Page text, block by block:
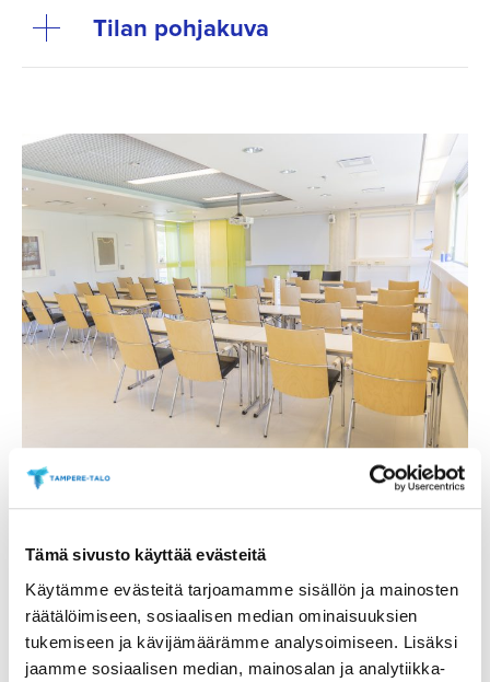
Tämä sivusto käyttää evästeitä
Käytämme evästeitä tarjoamamme sisällön ja mainosten
räätälöimiseen, sosiaalisen median ominaisuuksien
tukemiseen ja kävijämäärämme analysoimiseen. Lisäksi
jaamme sosiaalisen median, mainosalan ja analytiikka-
Tilan pohjakuva
Avaa
kuva
galleriassa:
Avaa
kuva
galleriassa: